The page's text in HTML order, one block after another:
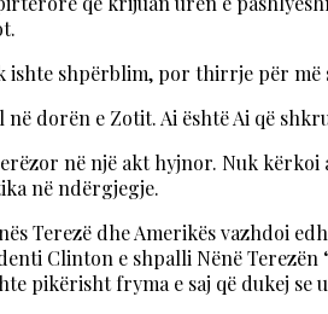
ishte shpërblim, por thirrje për më
në dorën e Zotit. Ai është Ai që
në një akt hyjnor. Nuk
në ndërgjegje.
Terezë dhe Amerikës vazhdoi
Clinton e shpalli Nënë
pikërisht fryma e saj që dukej